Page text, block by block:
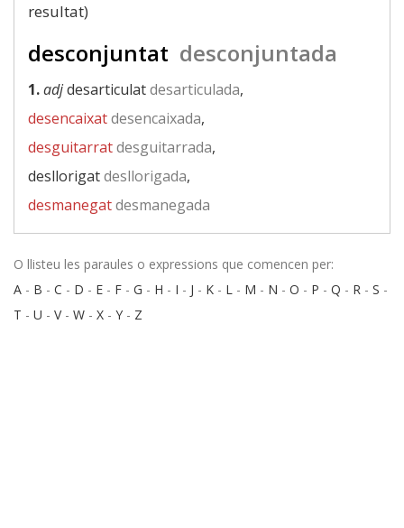
resultat)
desconjuntat desconjuntada
1.adjdesarticulatdesarticulada,
desencaixatdesencaixada,
desguitarratdesguitarrada,
desllorigatdesllorigada,
desmanegatdesmanegada
O llisteu les paraules o expressions que comencen per:
A - B - C - D - E - F - G - H - I - J - K - L - M - N - O - P - Q - R - S -
T - U - V- W - X - Y - Z